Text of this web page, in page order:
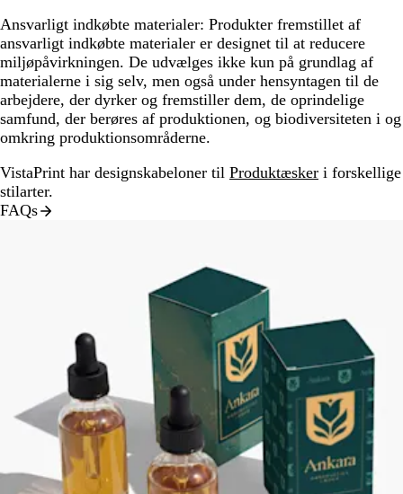
Ansvarligt indkøbte materialer: Produkter fremstillet af
ansvarligt indkøbte materialer er designet til at reducere
miljøpåvirkningen. De udvælges ikke kun på grundlag af
materialerne i sig selv, men også under hensyntagen til de
arbejdere, der dyrker og fremstiller dem, de oprindelige
samfund, der berøres af produktionen, og biodiversiteten i og
omkring produktionsområderne.
VistaPrint har designskabeloner til Produktæsker i forskellige
stilarter.
FAQs